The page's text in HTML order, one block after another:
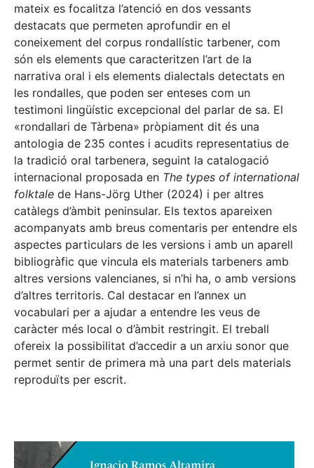
mateix es focalitza l’atenció en dos vessants
destacats que permeten aprofundir en el
coneixement del corpus rondallístic tarbener, com
són els elements que caracteritzen l’art de la
narrativa oral i els elements dialectals detectats en
les rondalles, que poden ser enteses com un
testimoni lingüístic excepcional del parlar de sa. El
«rondallari de Tàrbena» pròpiament dit és una
antologia de 235 contes i acudits representatius de
la tradició oral tarbenera, seguint la catalogació
internacional proposada en The types of international
folktale de Hans-Jörg Uther (2024) i per altres
catàlegs d’àmbit peninsular. Els textos apareixen
acompanyats amb breus comentaris per entendre els
aspectes particulars de les versions i amb un aparell
bibliogràfic que vincula els materials tarbeners amb
altres versions valencianes, si n’hi ha, o amb versions
d’altres territoris. Cal destacar en l’annex un
vocabulari per a ajudar a entendre les veus de
caràcter més local o d’àmbit restringit. El treball
ofereix la possibilitat d’accedir a un arxiu sonor que
permet sentir de primera mà una part dels materials
reproduïts per escrit.